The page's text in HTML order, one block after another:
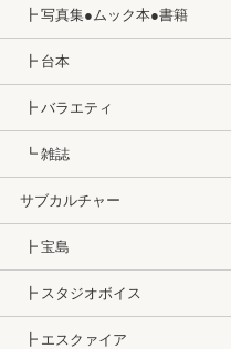
┣ 写真集●ムック本●書籍
┣ 台本
┣ バラエティ
┗ 雑誌
サブカルチャー
┣ 宝島
┣ スタジオボイス
┣ エスクァイア